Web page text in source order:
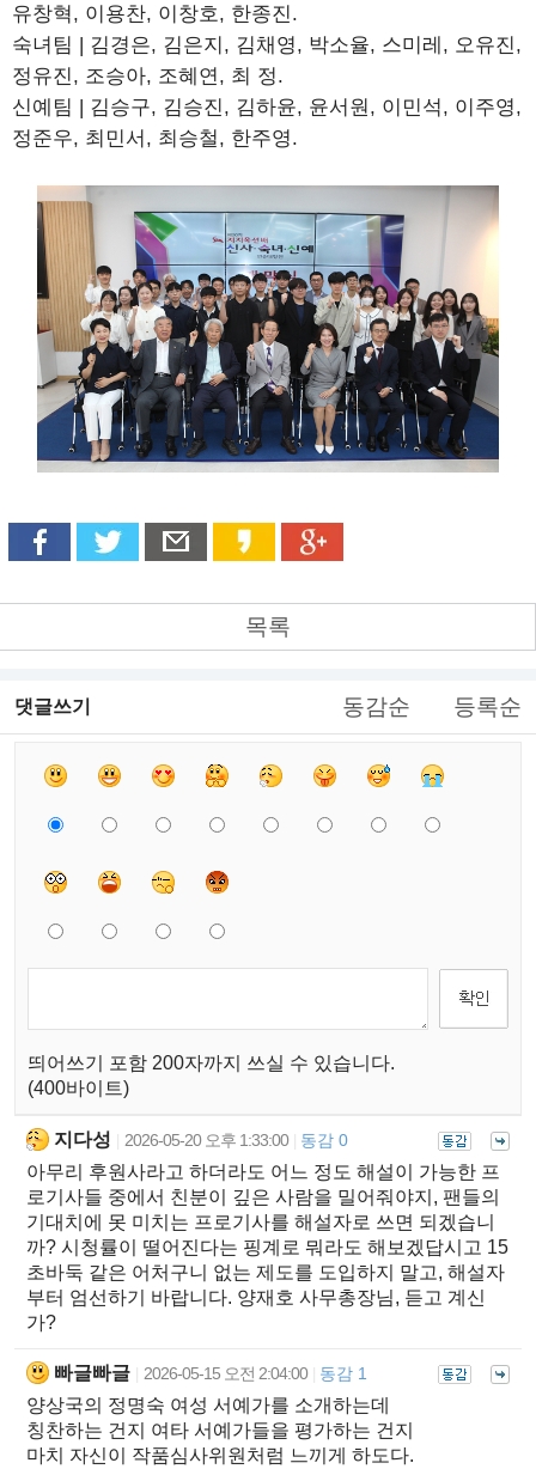
유창혁, 이용찬, 이창호, 한종진.
숙녀팀 | 김경은, 김은지, 김채영, 박소율, 스미레, 오유진,
정유진, 조승아, 조혜연, 최 정.
신예팀 | 김승구, 김승진, 김하윤, 윤서원, 이민석, 이주영,
정준우, 최민서, 최승철, 한주영.
목록
댓글쓰기 동감순 등록순
띄어쓰기 포함 200자까지 쓰실 수 있습니다.
(400바이트)
지다성 2026-05-20 오후 1:33:00 동감 0
아무리 후원사라고 하더라도 어느 정도 해설이 가능한 프
로기사들 중에서 친분이 깊은 사람을 밀어줘야지, 팬들의
기대치에 못 미치는 프로기사를 해설자로 쓰면 되겠습니
까? 시청률이 떨어진다는 핑계로 뭐라도 해보겠답시고 15
초바둑 같은 어처구니 없는 제도를 도입하지 말고, 해설자
부터 엄선하기 바랍니다. 양재호 사무총장님, 듣고 계신
가?
빠글빠글 2026-05-15 오전 2:04:00 동감 1
양상국의 정명숙 여성 서예가를 소개하는데
칭찬하는 건지 여타 서예가들을 평가하는 건지
마치 자신이 작품심사위원처럼 느끼게 하도다.